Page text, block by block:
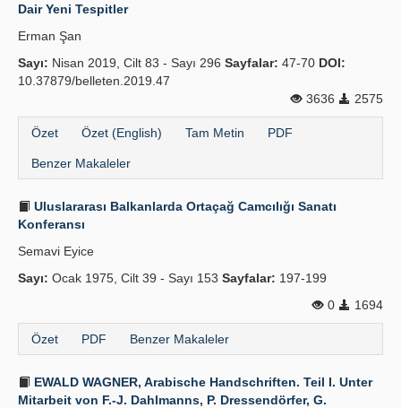
Dair Yeni Tespitler
Erman Şan
Sayı: Nisan 2019, Cilt 83 - Sayı 296 Sayfalar: 47-70 DOI:
10.37879/belleten.2019.47
3636
2575
Özet Özet (English) Tam Metin PDF
Benzer Makaleler
Uluslararası Balkanlarda Ortaçağ Camcılığı Sanatı
Konferansı
Semavi Eyice
Sayı: Ocak 1975, Cilt 39 - Sayı 153 Sayfalar: 197-199
0
1694
Özet PDF Benzer Makaleler
EWALD WAGNER, Arabische Handschriften. Teil I. Unter
Mitarbeit von F.-J. Dahlmanns, P. Dressendörfer, G.